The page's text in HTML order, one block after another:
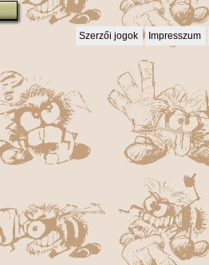
Szerzői jogok Impresszum